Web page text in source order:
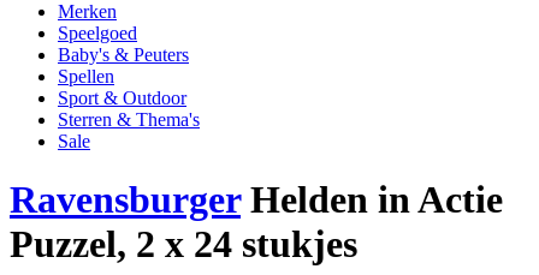
Merken
Speelgoed
Baby's & Peuters
Spellen
Sport & Outdoor
Sterren & Thema's
Sale
RavensburgerHelden in Actie
Puzzel, 2 x 24 stukjes